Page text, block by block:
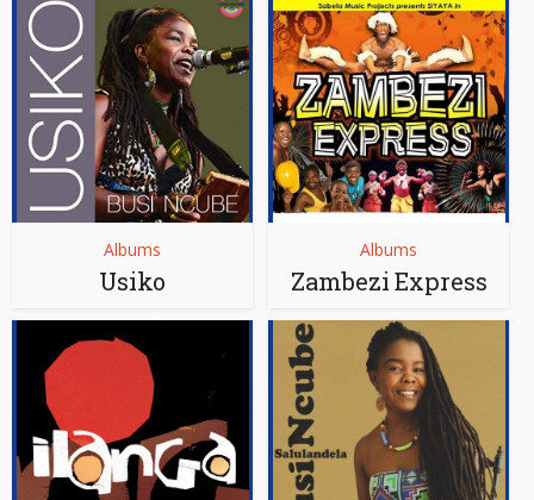
Albums
Usiko
Albums
Zambezi Express